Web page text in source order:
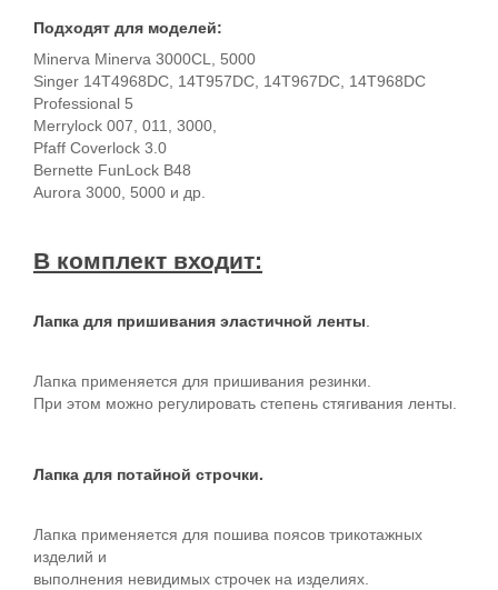
Подходят для моделей:
Minerva Minerva 3000CL, 5000
Singer 14T4968DC, 14T957DC, 14T967DC, 14T968DC
Professional 5
Merrylock 007, 011, 3000,
Pfaff Coverlock 3.0
Bernette FunLock B48
Aurora 3000, 5000 и др.
В комплект входит:
Лапка для пришивания эластичной ленты
Лапка применяется для пришивания резинки.
При этом можно регулировать степень стягивания ленты.
Лапка для потайной строчки.
Лапка применяется для пошива поясов трикотажных
изделий и
выполнения невидимых строчек на изделиях.